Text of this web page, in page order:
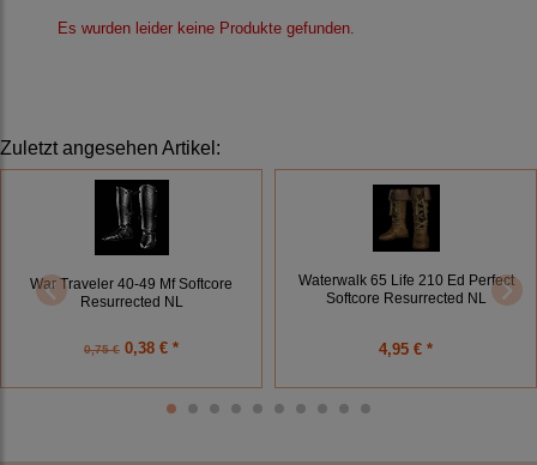
Es wurden leider keine Produkte gefunden.
Zuletzt angesehen Artikel:
War Traveler 40-49 Mf Softcore
Resurrected NL
0,75 € 0,38 € *
Waterwalk 65 Life 210 Ed Perfect
Softcore Resurrected NL
4,95 € *